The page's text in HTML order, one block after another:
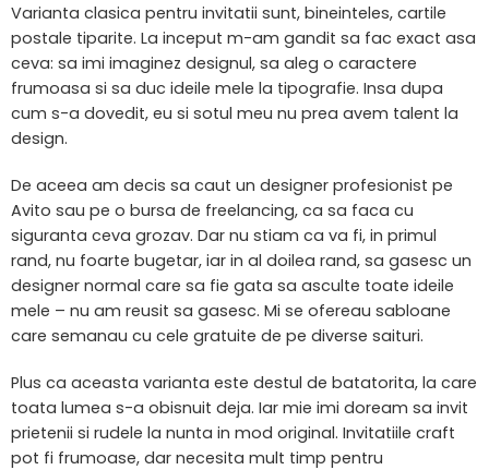
Varianta clasica pentru invitatii sunt, bineinteles, cartile
postale tiparite. La inceput m-am gandit sa fac exact asa
ceva: sa imi imaginez designul, sa aleg o caractere
frumoasa si sa duc ideile mele la tipografie. Insa dupa
cum s-a dovedit, eu si sotul meu nu prea avem talent la
design.
De aceea am decis sa caut un designer profesionist pe
Avito sau pe o bursa de freelancing, ca sa faca cu
siguranta ceva grozav. Dar nu stiam ca va fi, in primul
rand, nu foarte bugetar, iar in al doilea rand, sa gasesc un
designer normal care sa fie gata sa asculte toate ideile
mele – nu am reusit sa gasesc. Mi se ofereau sabloane
care semanau cu cele gratuite de pe diverse saituri.
Plus ca aceasta varianta este destul de batatorita, la care
toata lumea s-a obisnuit deja. Iar mie imi doream sa invit
prietenii si rudele la nunta in mod original. Invitatiile craft
pot fi frumoase, dar necesita mult timp pentru